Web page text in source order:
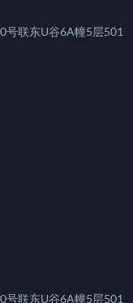
号联东U谷6A幢5层501
号联东U谷6A幢5层501